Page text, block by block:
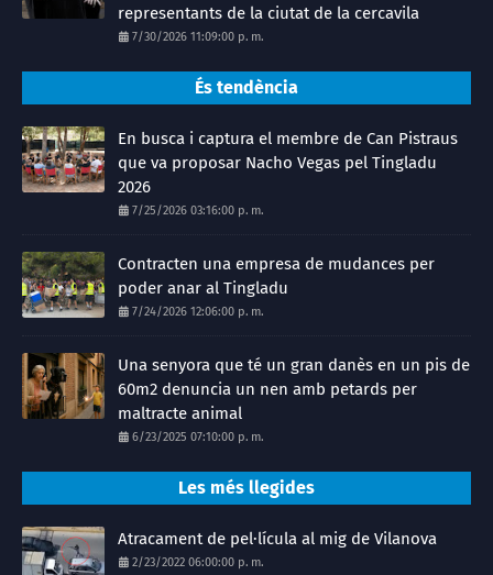
representants de la ciutat de la cercavila
7/30/2026 11:09:00 p. m.
És tendència
En busca i captura el membre de Can Pistraus
que va proposar Nacho Vegas pel Tingladu
2026
7/25/2026 03:16:00 p. m.
Contracten una empresa de mudances per
poder anar al Tingladu
7/24/2026 12:06:00 p. m.
Una senyora que té un gran danès en un pis de
60m2 denuncia un nen amb petards per
maltracte animal
6/23/2025 07:10:00 p. m.
Les més llegides
Atracament de pel·lícula al mig de Vilanova
2/23/2022 06:00:00 p. m.